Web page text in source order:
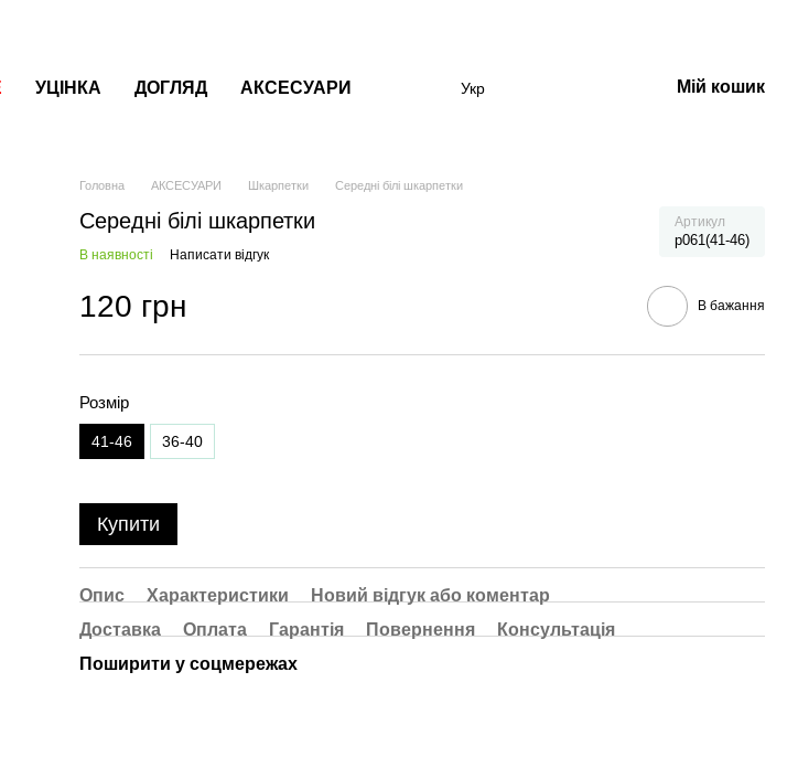
УЦІНКА ДОГЛЯД АКСЕСУАРИ Укр Мій кошик
Головна АКСЕСУАРИ Шкарпетки Середні білі шкарпетки
Середні білі шкарпетки Артикул
p061(41-46)
В наявності Написати відгук
120 грн В бажання
Розмір
41-46 36-40
Купити
Опис Характеристики
Новий відгук або коментар
Доставка
Оплата Гарантія Повернення
Консультація
Поширити у соцмережах